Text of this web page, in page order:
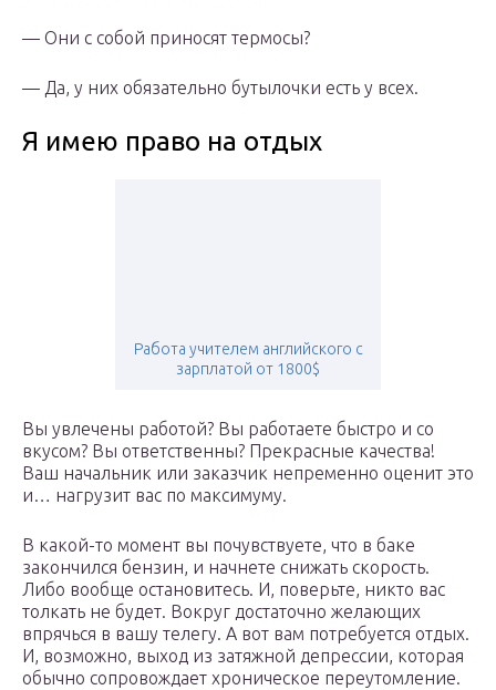
— Они с собой приносят термосы?
— Да, у них обязательно бутылочки есть у всех.
Я имею право на отдых
Работа учителем английского с
зарплатой от 1800$
Вы увлечены работой? Вы работаете быстро и со
вкусом? Вы ответственны? Прекрасные качества!
Ваш начальник или заказчик непременно оценит это
и… нагрузит вас по максимуму.
В какой-то момент вы почувствуете, что в баке
закончился бензин, и начнете снижать скорость.
Либо вообще остановитесь. И, поверьте, никто вас
толкать не будет. Вокруг достаточно желающих
впрячься в вашу телегу. А вот вам потребуется отдых.
И, возможно, выход из затяжной депрессии, которая
обычно сопровождает хроническое переутомление.